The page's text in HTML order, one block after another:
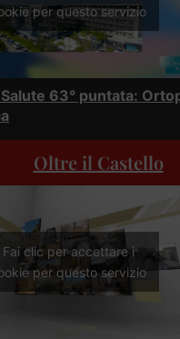
per questo servizio
63° puntata:
Oltre il Castello
Fai clic per accettare i
per questo servizio